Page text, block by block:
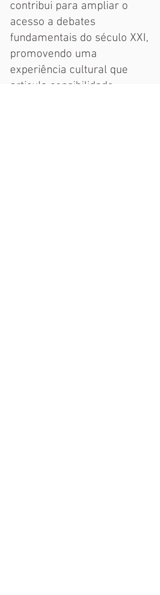
contribui para ampliar o
acesso a debates
fundamentais do século XXI,
promovendo uma
experiência cultural que
articula sensibilidade,